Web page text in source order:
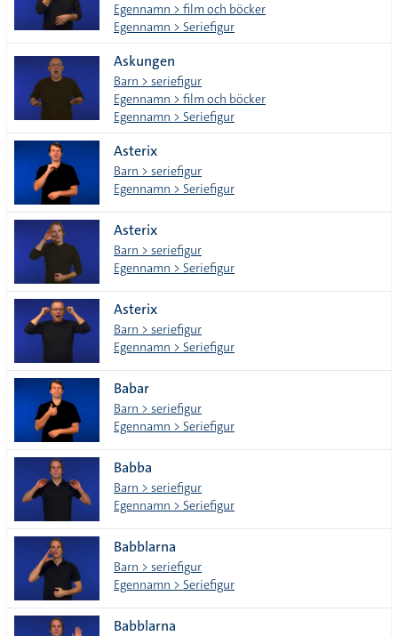
Egennamn > film och böcker
Egennamn > Seriefigur
Askungen
Barn > seriefigur
Egennamn > film och böcker
Egennamn > Seriefigur
Asterix
Barn > seriefigur
Egennamn > Seriefigur
Asterix
Barn > seriefigur
Egennamn > Seriefigur
Asterix
Barn > seriefigur
Egennamn > Seriefigur
Babar
Barn > seriefigur
Egennamn > Seriefigur
Babba
Barn > seriefigur
Egennamn > Seriefigur
Babblarna
Barn > seriefigur
Egennamn > Seriefigur
Babblarna